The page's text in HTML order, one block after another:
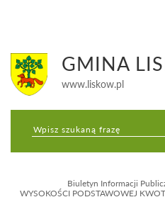
GMINA
www.liskow.pl
Biuletyn Informacji
WYSOKOŚCI PODSTAWOWEJ